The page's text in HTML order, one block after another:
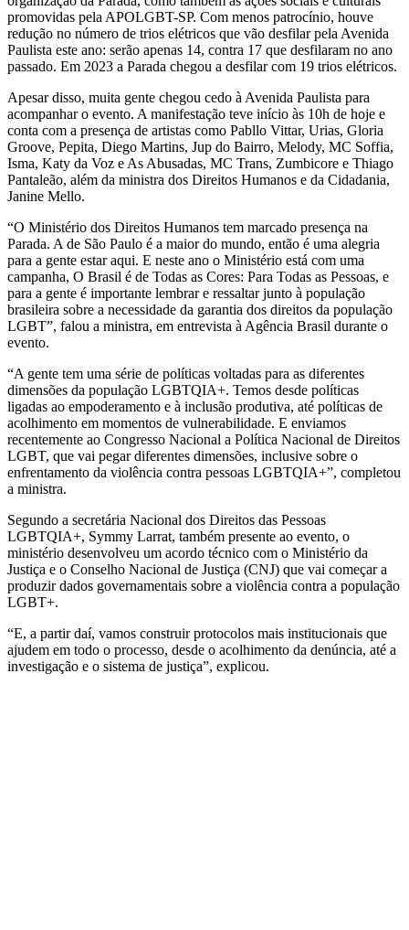
promovidas pela APOLGBT-SP. Com menos patrocínio, houve
redução no número de trios elétricos que vão desfilar pela Avenida
Paulista este ano: serão apenas 14, contra 17 que desfilaram no ano
passado. Em 2023 a Parada chegou a desfilar com 19 trios elétricos.
Apesar disso, muita gente chegou cedo à Avenida Paulista para
acompanhar o evento. A manifestação teve início às 10h de hoje e
conta com a presença de artistas como Pabllo Vittar, Urias, Gloria
Groove, Pepita, Diego Martins, Jup do Bairro, Melody, MC Soffia,
Isma, Katy da Voz e As Abusadas, MC Trans, Zumbicore e Thiago
Pantaleão, além da ministra dos Direitos Humanos e da Cidadania,
Janine Mello.
“O Ministério dos Direitos Humanos tem marcado presença na
Parada. A de São Paulo é a maior do mundo, então é uma alegria
para a gente estar aqui. E neste ano o Ministério está com uma
campanha, O Brasil é de Todas as Cores: Para Todas as Pessoas, e
para a gente é importante lembrar e ressaltar junto à população
brasileira sobre a necessidade da garantia dos direitos da população
LGBT”, falou a ministra, em entrevista à Agência Brasil durante o
evento.
“A gente tem uma série de políticas voltadas para as diferentes
dimensões da população LGBTQIA+. Temos desde políticas
ligadas ao empoderamento e à inclusão produtiva, até políticas de
acolhimento em momentos de vulnerabilidade. E enviamos
recentemente ao Congresso Nacional a Política Nacional de Direitos
LGBT, que vai pegar diferentes dimensões, inclusive sobre o
enfrentamento da violência contra pessoas LGBTQIA+”, completou
a ministra.
Segundo a secretária Nacional dos Direitos das Pessoas
LGBTQIA+, Symmy Larrat, também presente ao evento, o
ministério desenvolveu um acordo técnico com o Ministério da
Justiça e o Conselho Nacional de Justiça (CNJ) que vai começar a
produzir dados governamentais sobre a violência contra a população
LGBT+.
“E, a partir daí, vamos construir protocolos mais institucionais que
ajudem em todo o processo, desde o acolhimento da denúncia, até a
investigação e o sistema de justiça”, explicou.